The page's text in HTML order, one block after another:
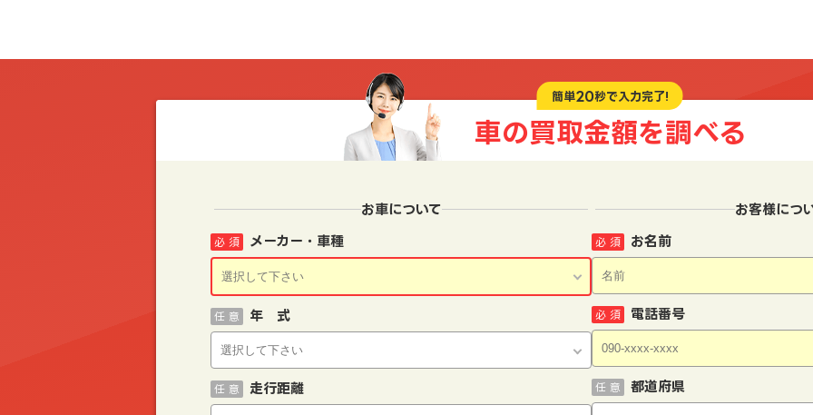
簡単20秒で入力完了!
車の買取金額を調べる
お車について
メーカー・車種
必 須
年 式
任 意
走行距離
任 意
お客様につ
お名前
必 須
電話番号
必 須
都道府県
任 意